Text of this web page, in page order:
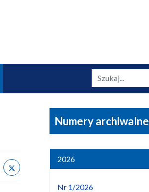
Szukaj
Numery archiwalne
2026
Nr 1/2026